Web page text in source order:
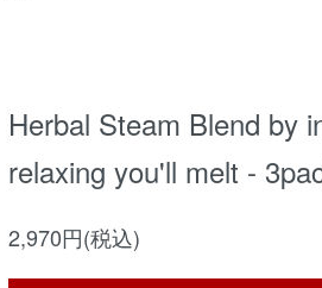
Herbal Steam Blend by
relaxing you'll melt -
2,970円(税込)